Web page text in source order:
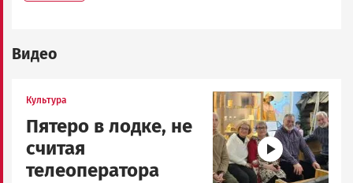
Видео
Культура
Пятеро в лодке, не
считая
телеоператора
Image